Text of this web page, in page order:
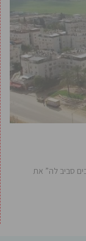
סביב לה” את